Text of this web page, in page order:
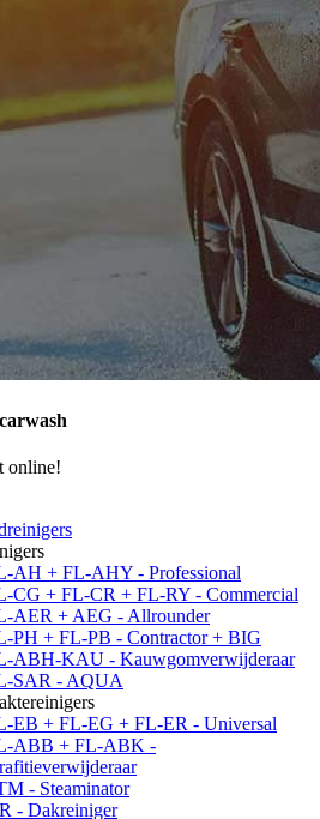
online!
AH + FL-AHY - Professional
CG + FL-CR + FL-RY - Commercial
AER + AEG - Allrounder
PH + FL-PB - Contractor + BIG
ABH-KAU - Kauwgomverwijderaar
SAR - AQUA
EB + FL-EG + FL-ER - Universal
ABB + FL-ABK -
- Steaminator
- Dakreiniger